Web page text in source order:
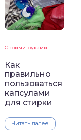
Своими руками
Как
правильно
пользоваться
капсулами
для стирки
Читать далее